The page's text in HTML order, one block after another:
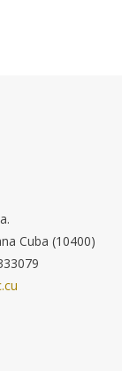
Cuba (10400)